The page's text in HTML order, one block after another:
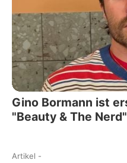
Gino Bormann ist
"Beauty & The Nerd"
Artikel -